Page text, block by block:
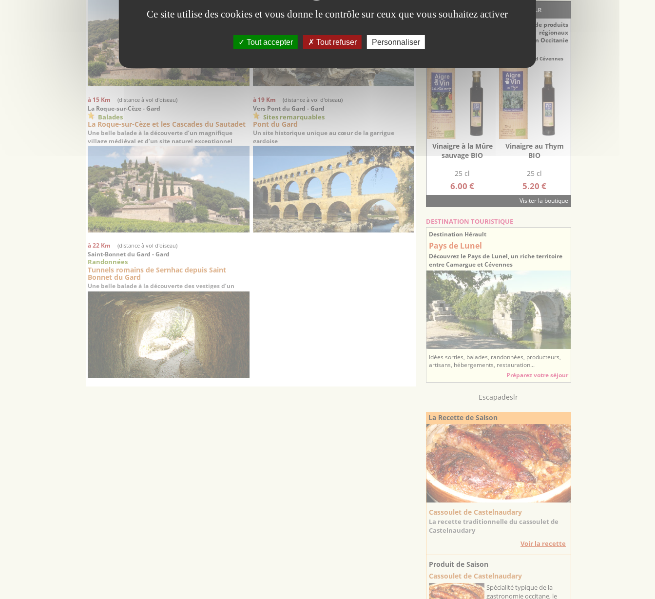
à 15 Km (distance à vol d'oiseau)
La Roque-sur-Cèze - Gard
Balades
La Roque-sur-Cèze et les Cascades du Sautadet
Une belle balade à la découverte d’un magnifique
village médiéval et d’un site naturel exceptionnel
à 19 Km (distance à vol d'oiseau)
Vers Pont du Gard - Gard
Sites remarquables
Pont du Gard
Un site historique unique au cœur de la garrigue
gardoise
à 22 Km (distance à vol d'oiseau)
Saint-Bonnet du Gard - Gard
Randonnées
Tunnels romains de Sernhac depuis Saint
Bonnet du Gard
Une belle balade à la découverte des vestiges d’un
aqueduc romain du 1er siècle
LA BOUTIQUE - EscapadesLR
Découvrez notre sélection de produits
régionaux
du Languedoc-Roussillon en Occitanie
Vinaigre à la Mûre
sauvage BIO
25 cl
6.00 €
Aigre-Doux Sud Cévennes
Vinaigre au Thym
BIO
25 cl
5.20 €
Visiter la boutique
DESTINATION TOURISTIQUE
Destination Hérault
Pays de Lunel
Découvrez le Pays de Lunel, un riche territoire
entre Camargue et Cévennes
Idées sorties, balades, randonnées, producteurs,
artisans, hébergements, restauration...
Préparez votre séjour
Escapadeslr
La Recette de Saison
Cassoulet de Castelnaudary
La recette traditionnelle du cassoulet de
Castelnaudary
Voir la recette
Produit de Saison
Cassoulet de Castelnaudary
Spécialité typique de la
gastronomie occitane, le
Ce site utilise des cookies et vous donne le contrôle sur ceux que vous souhaitez activer
Tout accepter Tout refuser Personnaliser